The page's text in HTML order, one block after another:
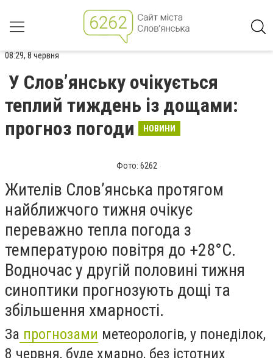
08:29, 8 червня
У Слов’янську очікується
теплий тиждень із дощами:
прогноз погоди
НОВИНИ
Фото: 6262
Жителів Слов’янська протягом
найближчого тижня очікує
переважно тепла погода з
температурою повітря до +28°C.
Водночас у другій половині тижня
синоптики прогнозують дощі та
збільшення хмарності.
За прогнозами метеорологів, у понеділок,
8 червня, буде хмарно, без істотних